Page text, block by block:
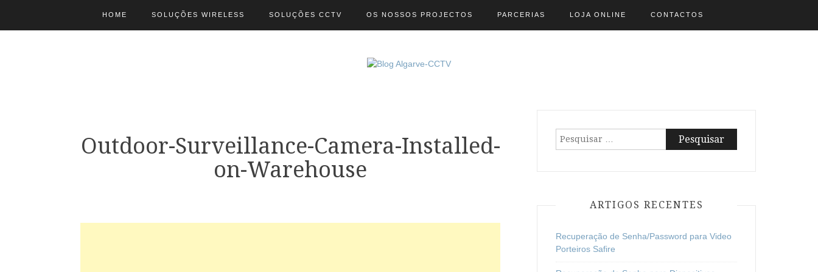
HOME SOLUÇÕES WIRELESS SOLUÇÕES CCTV OS NOSSOS PROJECTOS PARCERIAS LOJA ONLINE CONTACTOS
Outdoor-Surveillance-Camera-Installed-
on-Warehouse
Pesquisar
por:
ARTIGOS RECENTES
Recuperação de Senha/Password para Video
Porteiros Safire